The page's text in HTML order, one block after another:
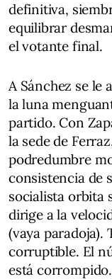
definitiva,
equilibrar
el votante final.
A Sánchez se le
la luna
partido. Con
la sede de
podredumbre
consistencia de
socialista orbita
dirige a la
(vaya paradoja).
corruptible. El
está